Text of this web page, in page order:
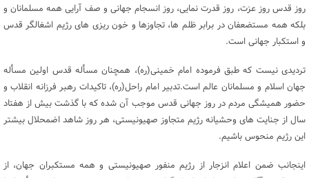
روز قدس روز عزت، روز قدرت نمایی، روز انسجام جهانی و صف آرایی همه مسلمانان و
بلکه همه مستضعفان در برابر ظلم ها، تجاوزها و خون ریزی های رژیم اشغالگر قدس
و استکبار جهانی است.
تردیدی نیست که طبق فرموده امام خمینی(ره)، همچنان مسأله قدس اولین مسأله
جهان اسلام و مسلمانان عالم است.تدبیر امام راحل(ره)، تاکیدات رهبر فرزانه انقلاب و
حضور همیشگی مردم در روز جهانی قدس موجب آن شده که با گذشت بیش از هفتاد
سال از جنایت های وحشیانه رژیم متجاوز صهیونیستی، هر روز شاهد اضمحلال بیشتر
این رژیم منحوس باشیم.
اینجانب ضمن اعلام انزجار از رژیم منفور صهیونیستی و همه مستکبران جهان، از